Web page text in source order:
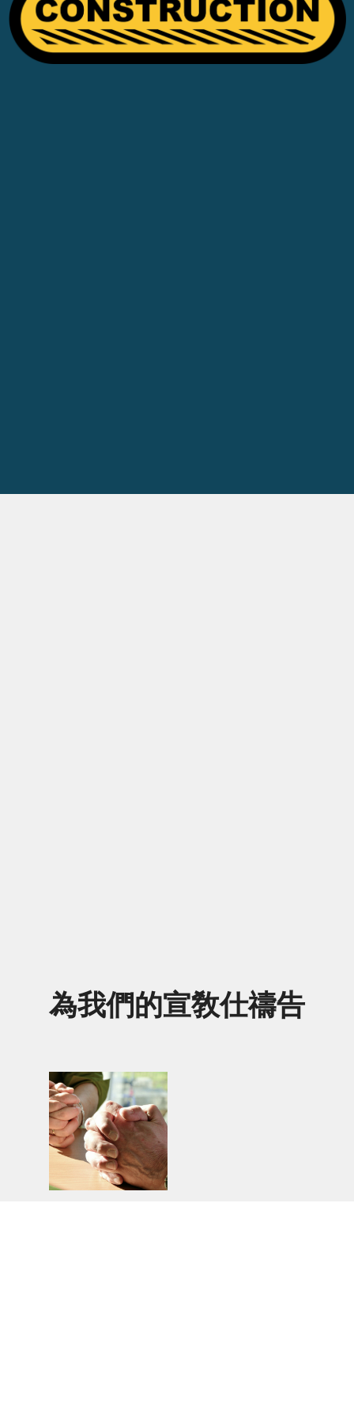
為我們的宣敎仕禱告